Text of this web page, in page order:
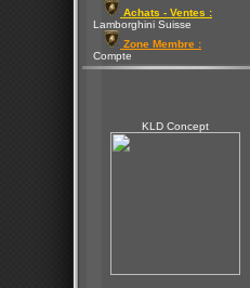
Achats - Ventes :
Lamborghini Suisse
Zone Membre :
Compte
KLD Concept